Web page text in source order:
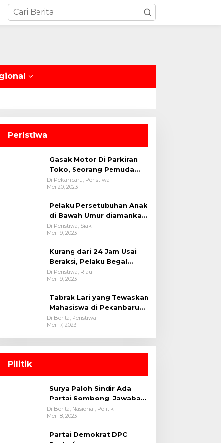
Peristiwa
Gasak Motor Di Parkiran
Toko, Seorang Pemuda
Diamankan Polsek Bukit
Raya
Di Pekanbaru, Peristiwa
Mei 20, 2023
Pelaku Persetubuhan Anak
di Bawah Umur diamankan
oleh tim Opsnal Polsek
Tualang-Polres Siak-Polda
Di Peristiwa, Siak
Mei 19, 2023
Kurang dari 24 Jam Usai
Beraksi, Pelaku Begal
Berhasil Di Bekuk
Satreskrim Polres
Di Peristiwa, Riau
Mei 19, 2023
Tabrak Lari yang Tewaskan
Mahasiswa di Pekanbaru
Ditangkap Polisi
Di Berita, Peristiwa
Mei 17, 2023
Pilitik
Surya Paloh Sindir Ada
Partai Sombong, Jawaban
Megawati
Di Berita, Nasional, Politik
Mei 18, 2023
Partai Demokrat DPC